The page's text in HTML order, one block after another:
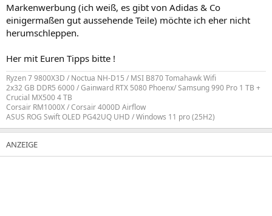
Markenwerbung (ich weiß, es gibt von Adidas & Co
einigermaßen gut aussehende Teile) möchte ich eher nicht
herumschleppen.
Her mit Euren Tipps bitte !
Ryzen 7 9800X3D / Noctua NH-D15 / MSI B870 Tomahawk Wifi
2x32 GB DDR5 6000 / Gainward RTX 5080 Phoenx/ Samsung 990 Pro 1 TB +
Crucial MX500 4 TB
Corsair RM1000X / Corsair 4000D Airflow
ASUS ROG Swift OLED PG42UQ UHD / Windows 11 pro (25H2)